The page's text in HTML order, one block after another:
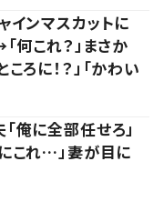
インマスカットに
何これ？」まさか
ろに！？」「かわい
俺に全部任せろ」
これ…」妻が目に